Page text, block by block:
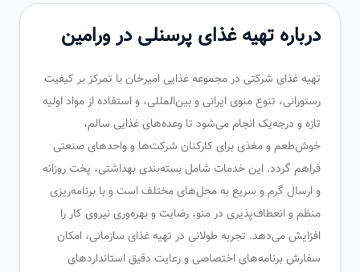
درباره تهیه غذای پرسنلی در ورامین
تهیه غذای شرکتی در مجموعه غذایی امیرخان با تمرکز بر کیفیت
رستورانی، تنوع منوی ایرانی و بین‌المللی، و استفاده از مواد اولیه
تازه و درجه‌یک انجام می‌شود تا وعده‌های غذایی سالم،
خوش‌طعم و مغذی برای کارکنان شرکت‌ها و واحدهای صنعتی
فراهم گردد. این خدمات شامل بسته‌بندی بهداشتی، پخت روزانه
و ارسال گرم و سریع به محل‌های مختلف است و با برنامه‌ریزی
منظم و انعطاف‌پذیری در منو، رضایت و بهره‌وری نیروی کار را
افزایش می‌دهد. تجربه طولانی در تهیه غذای سازمانی، امکان
سفارش برنامه‌های اختصاصی و رعایت دقیق استانداردهای